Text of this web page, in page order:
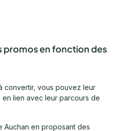
promos en fonction des
convertir, vous pouvez leur
lien avec leur parcours de
Auchan en proposant des